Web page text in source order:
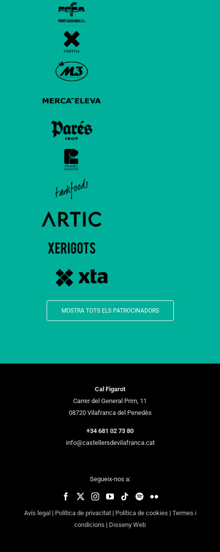
MOSTRA TOTS ELS PATROCINADORS
Cal Figarot
Carrer del General Prim, 11
08720 Vilafranca del Penedès
+34 681 02 73 80
info@castellersdevilafranca.cat
Segueix-nos a:
Avís legal| Política de privacitat| Política de cookies | Termes i
condicions | Disseny Web